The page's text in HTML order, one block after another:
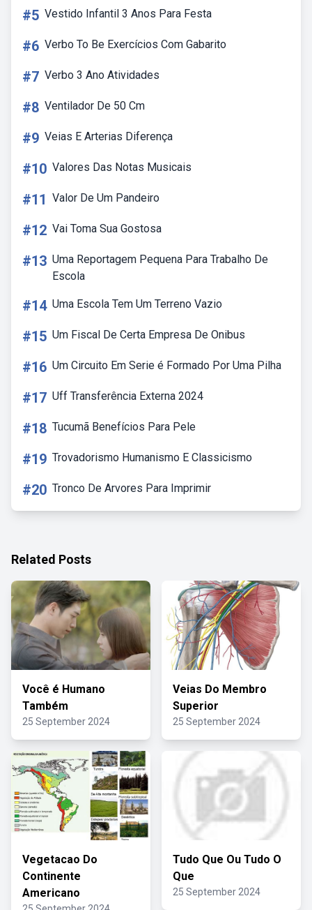
#5 Vestido Infantil 3 Anos Para Festa
#6 Verbo To Be Exercícios Com Gabarito
#7 Verbo 3 Ano Atividades
#8 Ventilador De 50 Cm
#9 Veias E Arterias Diferença
#10 Valores Das Notas Musicais
#11 Valor De Um Pandeiro
#12 Vai Toma Sua Gostosa
#13 Uma Reportagem Pequena Para Trabalho De
Escola
#14 Uma Escola Tem Um Terreno Vazio
#15 Um Fiscal De Certa Empresa De Onibus
#16 Um Circuito Em Serie é Formado Por Uma Pilha
#17 Uff Transferência Externa 2024
#18 Tucumã Benefícios Para Pele
#19 Trovadorismo Humanismo E Classicismo
#20 Tronco De Arvores Para Imprimir
Related Posts
Você é Humano
Também
25 September 2024
Veias Do Membro
Superior
25 September 2024
Vegetacao Do
Continente
Americano
Tudo Que Ou Tudo O
Que
25 September 2024